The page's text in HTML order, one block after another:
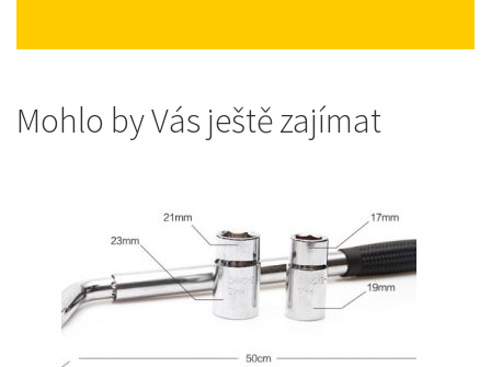
Mohlo by Vás ještě zajímat